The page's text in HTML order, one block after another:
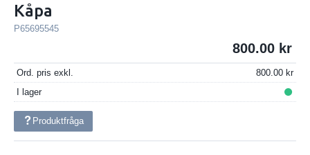
Kåpa
P65695545
800.00
Ord. pris exkl.
800.00
I lager
Produktfråga